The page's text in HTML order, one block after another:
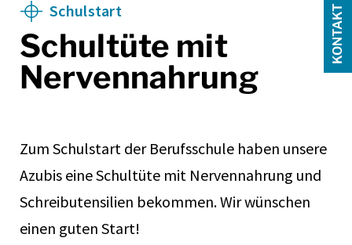
KONTAKT
Schulstart
Schultüte mit
Nervennahrung
Zum Schulstart der Berufsschule haben unsere
Azubis eine Schultüte mit Nervennahrung und
Schreibutensilien bekommen. Wir wünschen
einen guten Start!